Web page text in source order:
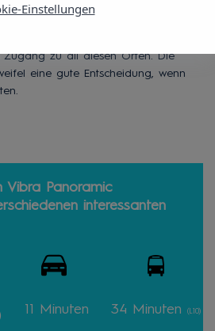
Zugang zu all diesen Orten. Die
eine gute Entscheidung, wenn
Vibra Panoramic
interessanten
11 Minuten 34 Minuten (L10)
Einstellungen